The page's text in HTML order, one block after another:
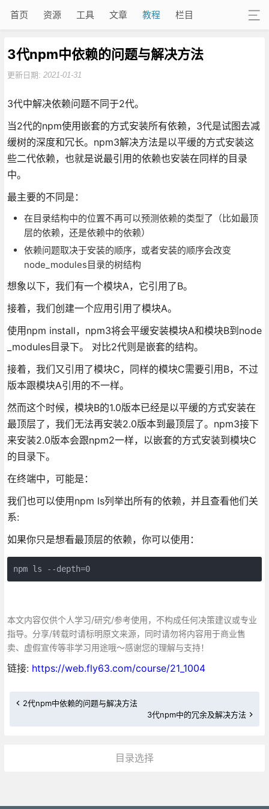
首页 资源 工具 文章 教程 栏目
3代npm中依赖的问题与解决方法
更新日期: 2021-01-31
3代中解决依赖问题不同于2代。
当2代的npm使用嵌套的方式安装所有依赖，3代是试图去减
缓树的深度和冗长。npm3解决方法是以平缓的方式安装这
些二代依赖，也就是说最引用的依赖也安装在同样的目录
中。
最主要的不同是：
在目录结构中的位置不再可以预测依赖的类型了（比如最顶
层的依赖，还是依赖中的依赖）
依赖问题取决于安装的顺序，或者安装的顺序会改变
node_modules目录的树结构
想象以下，我们有一个模块A，它引用了B。
接着，我们创建一个应用引用了模块A。
使用npm install，npm3将会平缓安装模块A和模块B到node
_modules目录下。 对比2代则是嵌套的结构。
接着，我们又引用了模块C，同样的模块C需要引用B，不过
版本跟模块A引用的不一样。
然而这个时候，模块B的1.0版本已经是以平缓的方式安装在
最顶层了，我们无法再安装2.0版本到最顶层了。npm3接下
来安装2.0版本会跟npm2一样，以嵌套的方式安装到模块C
的目录下。
在终端中，可能是：
我们也可以使用npm ls列举出所有的依赖，并且查看他们关
系:
如果你只是想看最顶层的依赖，你可以使用：
npm ls --depth=0
本文内容仅供个人学习/研究/参考使用，不构成任何决策建议或专业
指导。分享/转载时请标明原文来源，同时请勿将内容用于商业售
卖、虚假宣传等非学习用途哦～感谢您的理解与支持！
链接: https://web.fly63.com/course/21_1004
2代npm中依赖的问题与解决方法
3代npm中的冗余及解决方法
目录选择